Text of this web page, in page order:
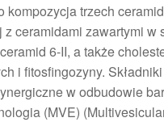
kompozycja trzech
z ceramidami zawartymi w
6-II, a także
i fitosfingozyny.
w odbudowie
(MVE)